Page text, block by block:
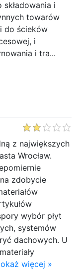
i
towarów
do ścieków
i
i tra...
z największych
Wrocław.
zdobycie
wybór płyt
systemów
dachowych. U
więcej »